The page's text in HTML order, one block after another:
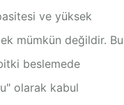
ve yüksek
mümkün değildir. Bu
beslemede
olarak kabul